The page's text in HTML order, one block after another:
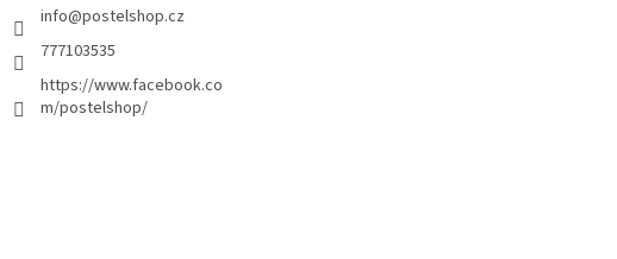
info@postelshop.cz
777103535
https://www.facebook.co
m/postelshop/